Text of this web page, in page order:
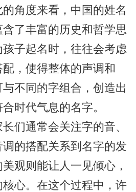
角度来看，中国的姓名
了丰富的历史和哲学思
子起名时，往往会考虑
，使得整体的声调和
不同的字组合，创造出
时代气息的名字。
们通常会关注字的音、
的搭配关系到名字的发
观则能让人一见倾心，
心。在这个过程中，许